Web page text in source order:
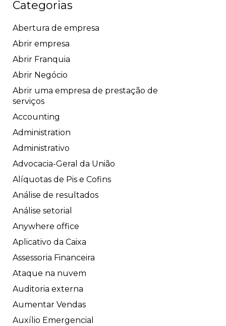
Categorias
Abertura de empresa
Abrir empresa
Abrir Franquia
Abrir Negócio
Abrir uma empresa de prestação de
serviços
Accounting
Administration
Administrativo
Advocacia-Geral da União
Alíquotas de Pis e Cofins
Análise de resultados
Análise setorial
Anywhere office
Aplicativo da Caixa
Assessoria Financeira
Ataque na nuvem
Auditoria externa
Aumentar Vendas
Auxílio Emergencial